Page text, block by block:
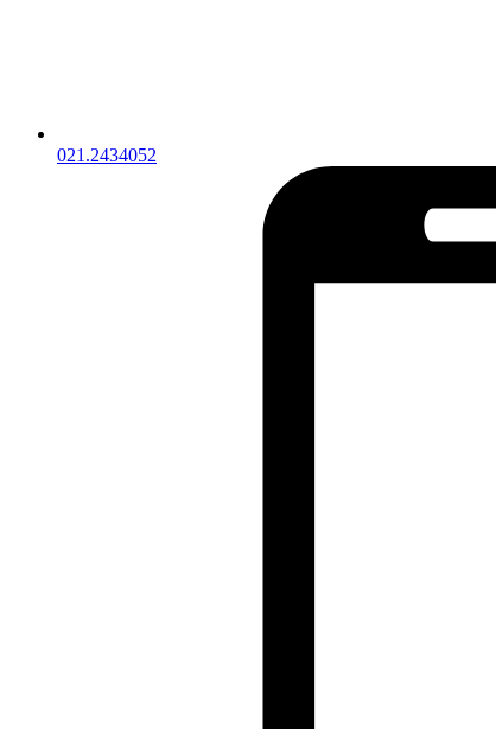
021.2434052